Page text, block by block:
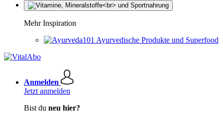
Mehr Inspiration
Ayurvedische Produkte und Superfood
Anmelden
Jetzt anmelden
Bist du neu hier?